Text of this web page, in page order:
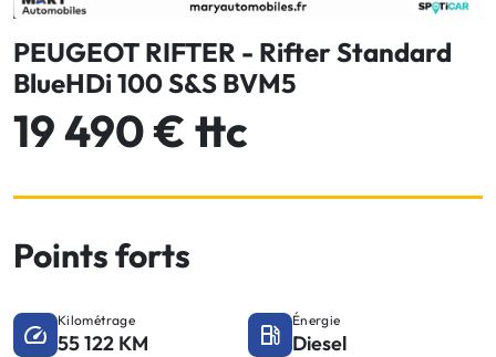
PEUGEOT RIFTER - Rifter Standard
BlueHDi 100 S&S BVM5
19 490 € ttc
Points forts
Kilométrage
55 122 KM
Énergie
Diesel